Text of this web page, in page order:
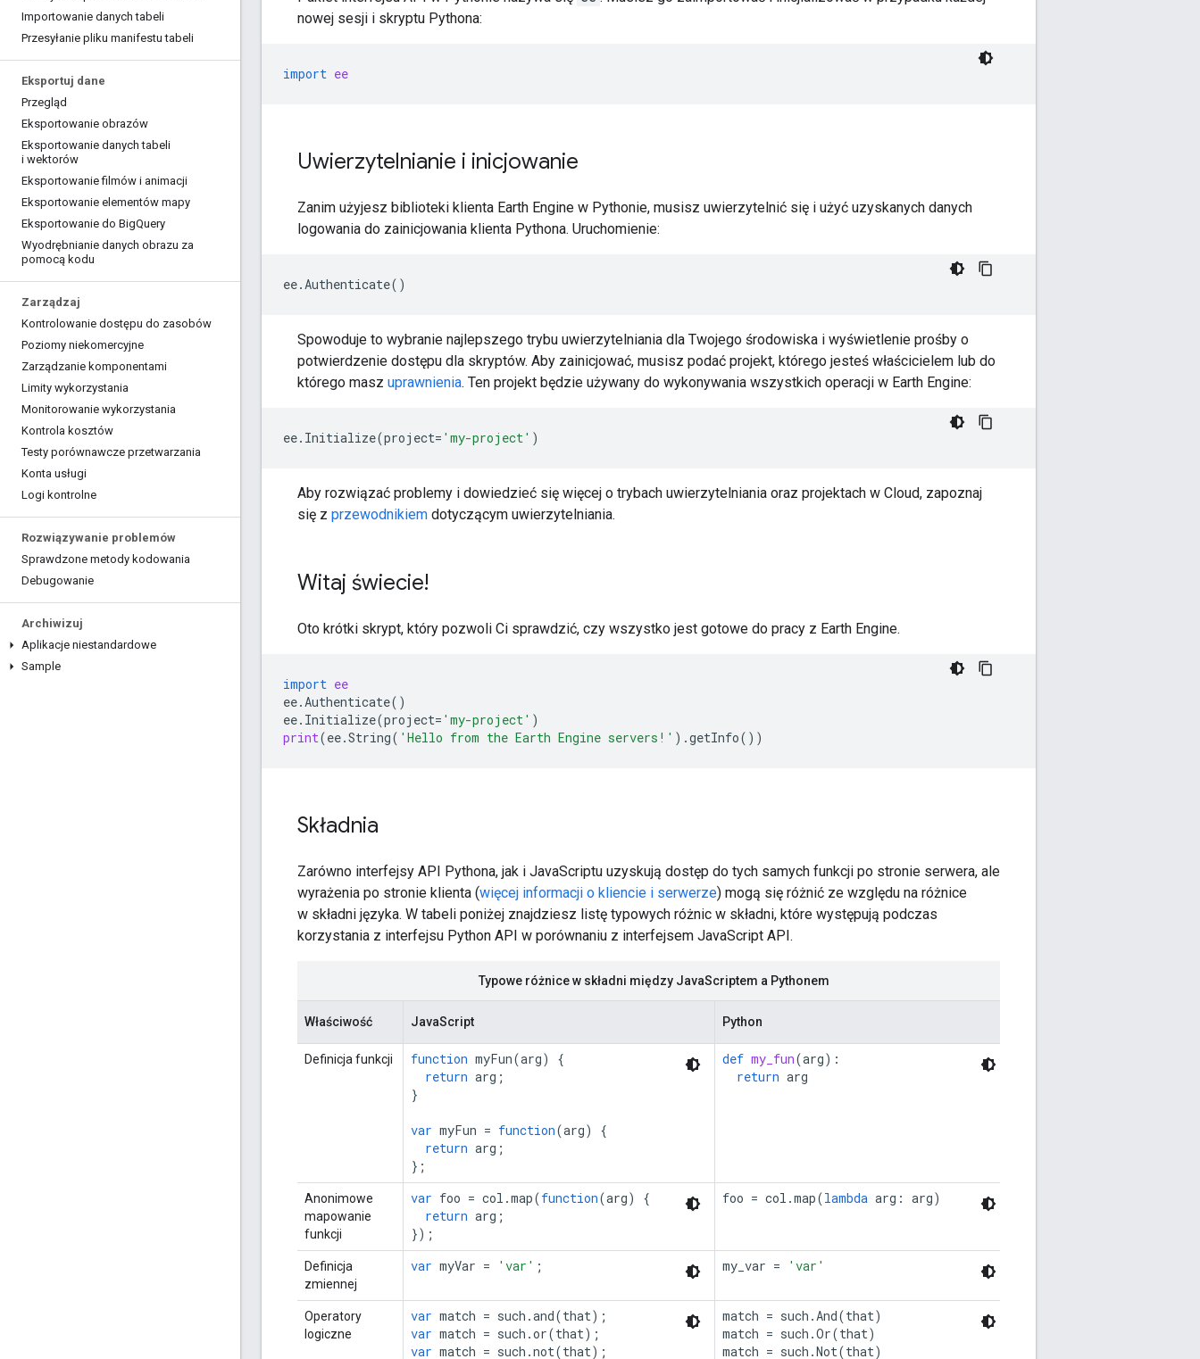
Importowanie danych tabeli
Przesyłanie pliku manifestu tabeli
Eksportuj dane
Przegląd
Eksportowanie obrazów
Eksportowanie danych tabeli
i wektorów
Eksportowanie filmów i animacji
Eksportowanie elementów mapy
Eksportowanie do BigQuery
Wyodrębnianie danych obrazu za
pomocą kodu
Zarządzaj
Kontrolowanie dostępu do zasobów
Poziomy niekomercyjne
Zarządzanie komponentami
Limity wykorzystania
Monitorowanie wykorzystania
Kontrola kosztów
Testy porównawcze przetwarzania
Konta usługi
Logi kontrolne
Rozwiązywanie problemów
Sprawdzone metody kodowania
Debugowanie
Archiwizuj
Aplikacje niestandardowe
Sample
nowej sesji i skryptu Pythona:
import ee
Uwierzytelnianie i inicjowanie
Zanim użyjesz biblioteki klienta Earth Engine w Pythonie, musisz uwierzytelnić się i użyć uzyskanych danych
logowania do zainicjowania klienta Pythona. Uruchomienie:
ee.Authenticate()
Spowoduje to wybranie najlepszego trybu uwierzytelniania dla Twojego środowiska i wyświetlenie prośby o
potwierdzenie dostępu dla skryptów. Aby zainicjować, musisz podać projekt, którego jesteś właścicielem lub do
którego masz uprawnienia. Ten projekt będzie używany do wykonywania wszystkich operacji w Earth Engine:
ee. Initialize(project= 'my-project' )
Aby rozwiązać problemy i dowiedzieć się więcej o trybach uwierzytelniania oraz projektach w Cloud, zapoznaj
się z przewodnikiem dotyczącym uwierzytelniania.
Witaj świecie!
Oto krótki skrypt, który pozwoli Ci sprawdzić, czy wszystko jest gotowe do pracy z Earth Engine.
import ee
ee.Authenticate()
ee. Initialize(project= 'my-project' )
print(ee.String( 'Hello from the Earth Engine servers!' ) .getInfo())
Składnia
Zarówno interfejsy API Pythona, jak i JavaScriptu uzyskują dostęp do tych samych funkcji po stronie serwera, ale
wyrażenia po stronie klienta (więcej informacji o kliencie i serwerze) mogą się różnić ze względu na różnice
w składni języka. W tabeli poniżej znajdziesz listę typowych różnic w składni, które występują podczas
korzystania z interfejsu Python API w porównaniu z interfejsem JavaScript API.
Typowe różnice w składni między JavaScriptem a Pythonem
Właściwość JavaScript Python
Definicja funkcji function myFun(arg)
{
return arg ;
}
var myFun = function(arg)
{
return arg ;
};
def my_fun(arg):
return arg
Anonimowe
mapowanie
funkcji
var foo = col .map(function(arg)
{
return arg ;
});
foo = col .map(lambda arg : arg)
Definicja
zmiennej
var myVar = 'var' ; my_var = 'var'
Operatory
logiczne
var match = such .and(that);
var match = such .or(that);
var match = such .not(that);
match = such .And(that)
match = such .Or(that)
match = such .Not(that)